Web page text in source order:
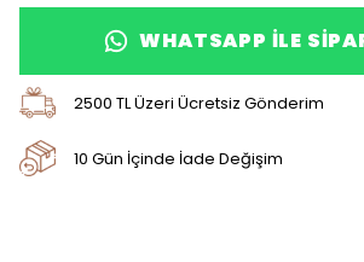
WHATSAPP ILE
2500 TL Üzeri Ücretsiz Gönderim
10 Gün İçinde İade Değişim